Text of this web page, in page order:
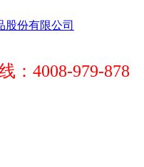
：4008-979-878